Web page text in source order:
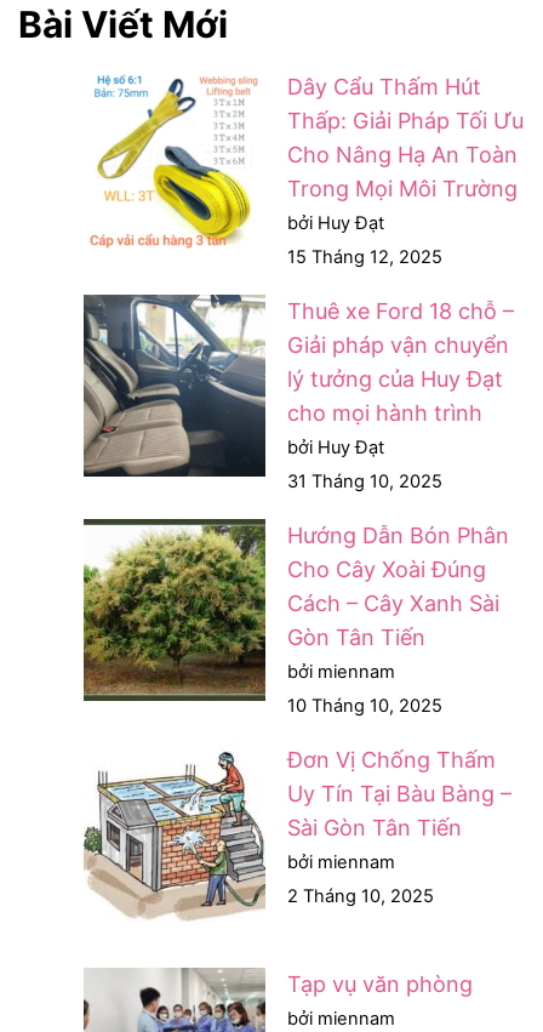
Bài Viết Mới
Dây Cẩu Thấm Hút
Thấp: Giải Pháp Tối Ưu
Cho Nâng Hạ An Toàn
Trong Mọi Môi Trường
bởi Huy Đạt
15 Tháng 12, 2025
Thuê xe Ford 18 chỗ –
Giải pháp vận chuyển
lý tưởng của Huy Đạt
cho mọi hành trình
bởi Huy Đạt
31 Tháng 10, 2025
Hướng Dẫn Bón Phân
Cho Cây Xoài Đúng
Cách – Cây Xanh Sài
Gòn Tân Tiến
bởi miennam
10 Tháng 10, 2025
Đơn Vị Chống Thấm
Uy Tín Tại Bàu Bàng –
Sài Gòn Tân Tiến
bởi miennam
2 Tháng 10, 2025
Tạp vụ văn phòng
bởi miennam